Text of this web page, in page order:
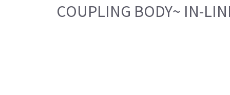
COUPLING BODY~ IN-